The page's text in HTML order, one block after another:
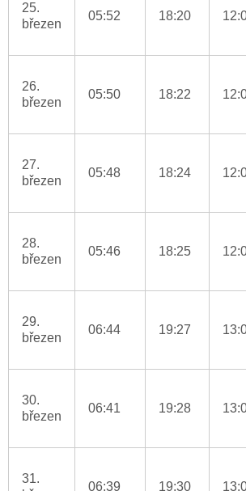
25.
březen
05:52 18:20
26.
březen
05:50 18:22
27.
březen
05:48 18:24
28.
březen
05:46 18:25
29.
březen
06:44 19:27
30.
březen
06:41 19:28
31.
06:39 19:30